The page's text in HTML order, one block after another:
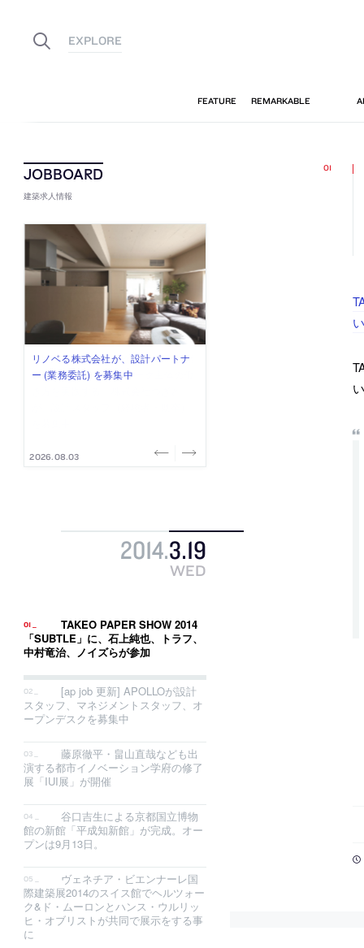
建築求人情報
古民家を軸に全国で“価値循環の仕組
み”を作り、リモートワーク主体の働
2026.08.03
リノベる株式会社が、設計パートナ
ー (業務委託) を募集中
2026.08.03
社会への影響力のある建築を手掛
け、スタッフ同士で助け合う環境づ
2026.07.31
代官山を拠点に活動する「梅澤竜也 /
ALA INC.」が、設計スタッフ・アル
2026.07.30
住宅や共同住宅などを手掛け、“合理
的でシンプルなデザイン”を志向する
2026.07.29
2014.3.19
WED
TAKEO PAPER SHOW 2014
「SUBTLE」に、石上純也、トラフ、
中村竜治、ノイズらが参加
[ap job 更新] APOLLOが設計
スタッフ、マネジメントスタッフ、オ
ープンデスクを募集中
藤原徹平・畠山直哉なども出
演する都市イノベーション学府の修了
展「IUI展」が開催
谷口吉生による京都国立博物
館の新館「平成知新館」が完成。オー
プンは9月13日。
ヴェネチア・ビエンナーレ国
際建築展2014のスイス館でヘルツォー
ク&ド・ムーロンとハンス・ウルリッ
ヒ・オブリストが共同で展示をする事
に